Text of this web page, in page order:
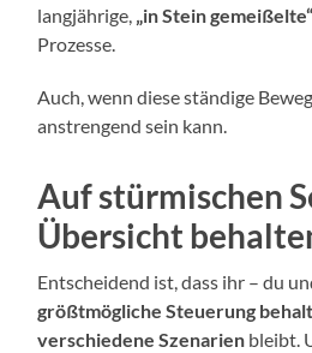
langjährige, „in Stein
Prozesse.
Auch, wenn diese ständige
anstrengend sein kann.
Auf stürmischen
Übersicht
Entscheidend ist, dass ihr – du
größtmögliche Steuerung
verschiedene Szenarien bleibt.